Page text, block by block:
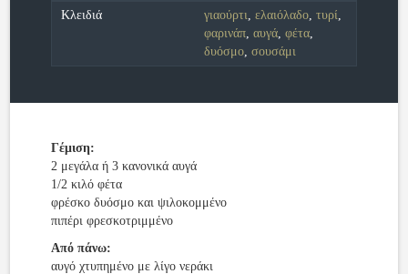
Κλειδιά
γιαούρτι, ελαιόλαδο, τυρί,
φαρινάπ, αυγά, φέτα,
δυόσμο, σουσάμι
Γέμιση:
2 μεγάλα ή 3 κανονικά αυγά
1/2 κιλό φέτα
φρέσκο δυόσμο και ψιλοκομμένο
πιπέρι φρεσκοτριμμένο
Από πάνω:
αυγό χτυπημένο με λίγο νεράκι